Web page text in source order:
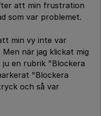
att min frustration
som var problemet.
min vy inte var
Men när jag klickat mig
en rubrik "Blockera
"Blockera
och så var